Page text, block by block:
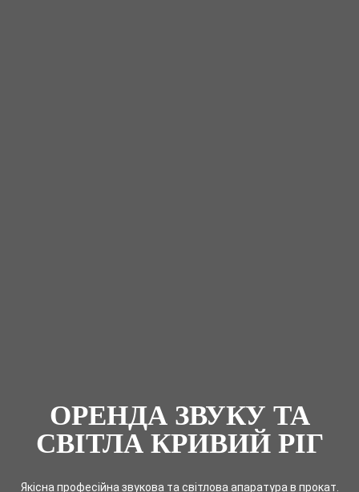
ОРЕНДА ЗВУКУ ТА
СВІТЛА КРИВИЙ РІГ
Якісна професійна звукова та світлова апаратура в прокат.